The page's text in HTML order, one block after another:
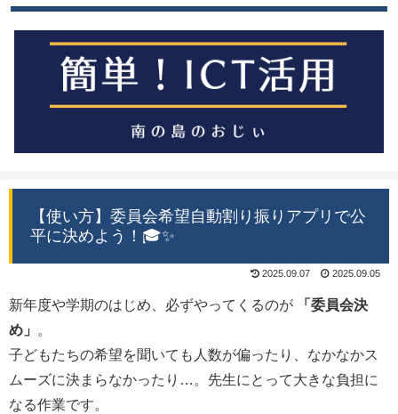
【使い方】委員会希望自動割り振りアプリで公
平に決めよう！🎓✨
2025.09.07 2025.09.05
新年度や学期のはじめ、必ずやってくるのが
「委員会決
め」
。
子どもたちの希望を聞いても人数が偏ったり、なかなかス
ムーズに決まらなかったり…。先生にとって大きな負担に
なる作業です。